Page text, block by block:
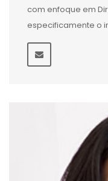
com enfoque em
especificamente o